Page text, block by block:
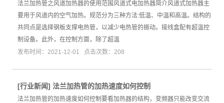
法兰加热管之风道加热器的使用范围风道式电加热器简介风道式加热器主
要用于风道内的空气加热。规范分为三种方法:低温、中温和高温。结构的
共同点是选择钢板支撑电热管，以减少电热管的振动。接线盒配有超温控
制设备。此外，在控制方面，除了超温
发布时间：2021-12-01 点击次数：208
[行业新闻] 法兰加热管的加热速度如何控制
法兰加热管的加热速度如何控制要看加热器的结构，变频器只能改变交流